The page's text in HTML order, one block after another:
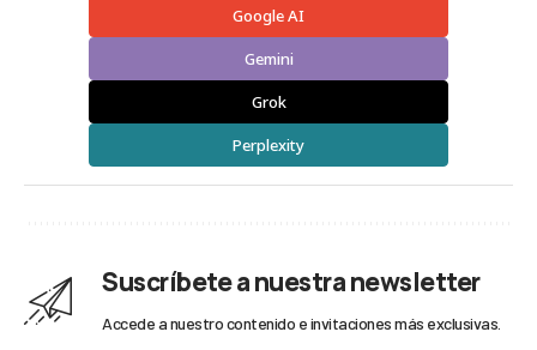
Google AI
Gemini
Grok
Perplexity
Suscríbete a nuestra newsletter
Accede a nuestro contenido e invitaciones más exclusivas.